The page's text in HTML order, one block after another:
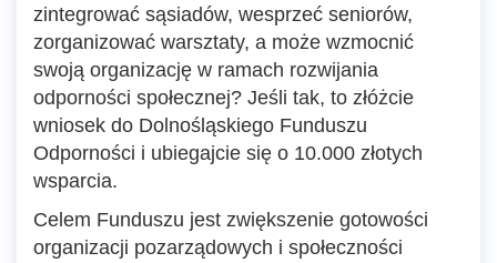
zintegrować sąsiadów, wesprzeć seniorów,
zorganizować warsztaty, a może wzmocnić
swoją organizację w ramach rozwijania
odporności społecznej? Jeśli tak, to złóżcie
wniosek do Dolnośląskiego Funduszu
Odporności i ubiegajcie się o 10.000 złotych
wsparcia.
Celem Funduszu jest zwiększenie gotowości
organizacji pozarządowych i społeczności